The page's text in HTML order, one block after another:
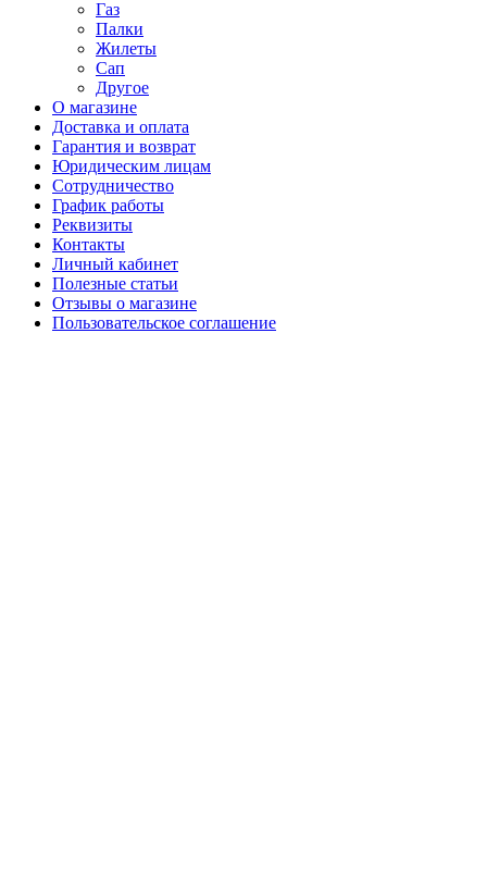
Газ
Палки
Жилеты
Сап
Другое
О магазине
Доставка и оплата
Гарантия и возврат
Юридическим лицам
Сотрудничество
График работы
Реквизиты
Контакты
Личный кабинет
Полезные статьи
Отзывы о магазине
Пользовательское соглашение